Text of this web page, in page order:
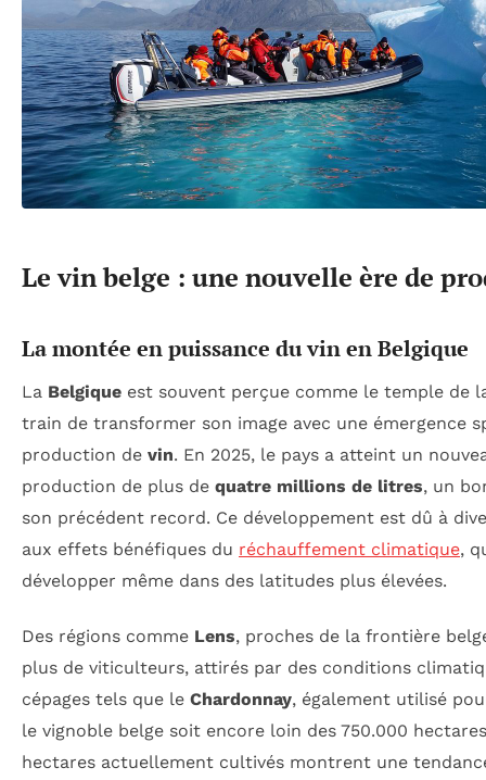
Le vin belge : une nouvelle ère de
La montée en puissance du vin en Belgique
La Belgique est souvent perçue comme le temple de
train de transformer son image avec une émergence
production de vin. En 2025, le pays a atteint un
production de plus de quatre millions de litres, un
son précédent record. Ce développement est dû à
aux effets bénéfiques du réchauffement climatique,
développer même dans des latitudes plus élevées.
Des régions comme Lens, proches de la frontière
plus de viticulteurs, attirés par des conditions
cépages tels que le Chardonnay, également utilisé
le vignoble belge soit encore loin des 750.000
hectares actuellement cultivés montrent une